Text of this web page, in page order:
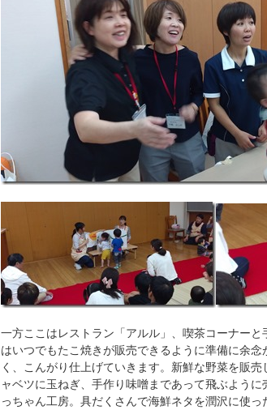
一方ここはレストラン「アルル」、喫茶コーナー
はいつでもたこ焼きが販売できるように準備に余
く、こんがり仕上げていきます。新鮮な野菜を販
ャベツに玉ねぎ、手作り味噌まであって飛ぶよう
っちゃん工房。具だくさんで海鮮ネタを潤沢に使